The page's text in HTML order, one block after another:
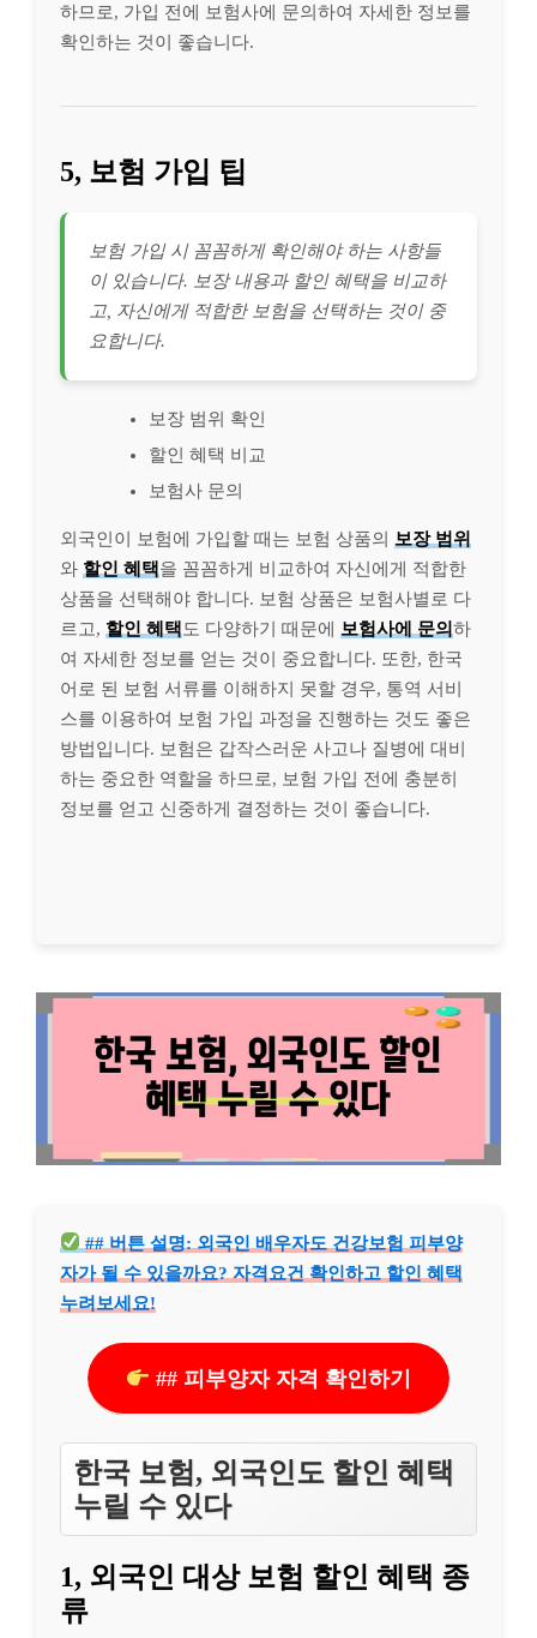
하므로, 가입 전에 보험사에 문의하여 자세한 정보를
확인하는 것이 좋습니다.
5, 보험 가입 팁
보험 가입 시 꼼꼼하게 확인해야 하는 사항들
이 있습니다. 보장 내용과 할인 혜택을 비교하
고, 자신에게 적합한 보험을 선택하는 것이 중
요합니다.
보장 범위 확인
할인 혜택 비교
보험사 문의
외국인이 보험에 가입할 때는 보험 상품의
보장 범위
와 할인 혜택을 꼼꼼하게 비교하여 자신에게 적합한
상품을 선택해야 합니다. 보험 상품은 보험사별로 다
르고, 할인 혜택 도 다양하기 때문에 보험사에 문의하
여 자세한 정보를 얻는 것이 중요합니다. 또한, 한국
어로 된 보험 서류를 이해하지 못할 경우, 통역 서비
스를 이용하여 보험 가입 과정을 진행하는 것도 좋은
방법입니다. 보험은 갑작스러운 사고나 질병에 대비
하는 중요한 역할을 하므로, 보험 가입 전에 충분히
정보를 얻고 신중하게 결정하는 것이 좋습니다.
## 버튼 설명: 외국인 배우자도 건강보험 피부양
자가 될 수 있을까요? 자격요건 확인하고 할인 혜택
누려보세요!
## 피부양자 자격 확인하기
한국 보험, 외국인도 할인 혜택
누릴 수 있다
1, 외국인 대상 보험 할인 혜택 종
류